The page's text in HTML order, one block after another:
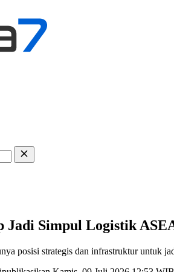
Jadi Simpul Logistik
posisi strategis dan infrastruktur untuk